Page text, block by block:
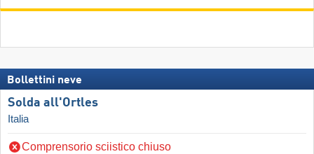
Bollettini neve
Solda all'Ortles
Italia
Comprensorio sciistico chiuso